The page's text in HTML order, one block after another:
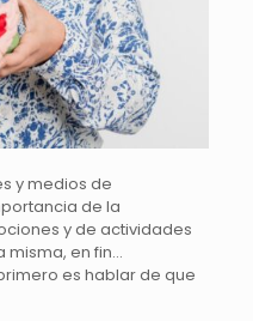
y medios de
de la
y de actividades
misma, en fin…
es hablar de que